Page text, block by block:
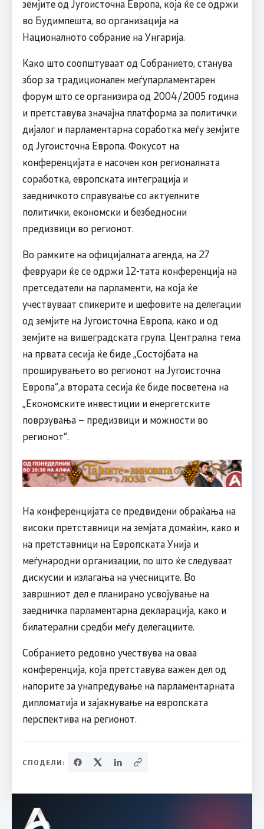
земјите од Југоисточна Европа, која ќе се одржи
во Будимпешта, во организација на
Националното собрание на Унгарија.
Како што соопштуваат од Собранието, станува
збор за традиционален меѓупарламентарен
форум што се организира од 2004/2005 година
и претставува значајна платформа за политички
дијалог и парламентарна соработка меѓу земјите
од Југоисточна Европа. Фокусот на
конференцијата е насочен кон регионалната
соработка, европската интеграција и
заедничкото справување со актуелните
политички, економски и безбедносни
предизвици во регионот.
Во рамките на официјалната агенда, на 27
февруари ќе се одржи 12-тата конференција на
претседатели на парламенти, на која ќе
учествуваат спикерите и шефовите на делегации
од земјите на Југоисточна Европа, како и од
земјите на вишеградската група. Централна тема
на првата сесија ќе биде „Состојбата на
проширувањето во регионот на Југоисточна
Европа“,а втората сесија ќе биде посветена на
„Економските инвестиции и енергетските
поврзувања – предизвици и можности во
регионот“.
На конференцијата се предвидени обраќања на
високи претставници на земјата домаќин, како и
на претставници на Европската Унија и
меѓународни организации, по што ќе следуваат
дискусии и излагања на учесниците. Во
завршниот дел е планирано усвојување на
заедничка парламентарна декларација, како и
билатерални средби меѓу делегациите.
Собранието редовно учествува на оваа
конференција, која претставува важен дел од
напорите за унапредување на парламентарната
дипломатија и зајакнување на европската
перспектива на регионот.
СПОДЕЛИ: